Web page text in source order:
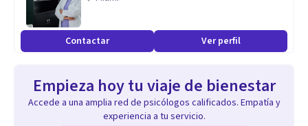
La terapia online, garantiza la misma eficacia que las
terapias presenciales, adaptándose a tus circunstancias, y
tu terapia.
Contactar Ver perfil
Empieza hoy tu viaje de bienestar
Accede a una amplia red de psicólogos calificados. Empatía y
experiencia a tu servicio.